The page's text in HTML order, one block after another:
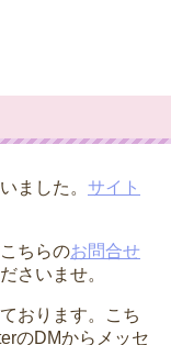
ました。 サイト
ちらのお問合せ
さいませ。
おります。こち
のDMからメッセ